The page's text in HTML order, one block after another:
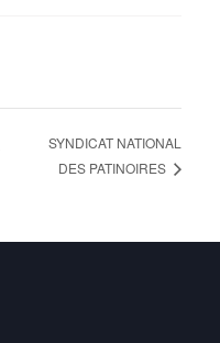
SYNDICAT NATIONAL
DES PATINOIRES